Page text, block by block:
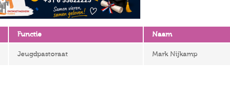
Functie Naam
Jeugdpastoraat Mark Nijkamp